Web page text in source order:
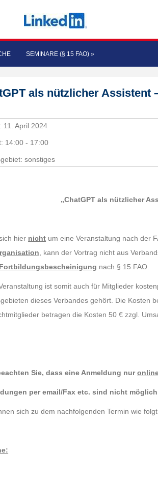
SEMINARE (§ 15 FAO) »
als nützlicher Assistent
11. April 2024
14:00 - 17:00
sonstiges
„ChatGPT als nützlicher
hier nicht um eine Veranstaltung nach der
, kann der Vortrag nicht aus
nach § 15 FAO.
ist somit auch für Mitglieder
dieses Verbandes gehört. Die Kosten
betragen die Kosten 50 € zzgl.
Sie, dass eine Anmeldung nur
per email/Fax etc. sind nicht
sich zu dem nachfolgenden Termin wie